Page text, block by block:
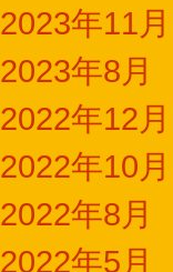
2023年11月
2023年8月
2022年12月
2022年10月
2022年8月
2022年5月